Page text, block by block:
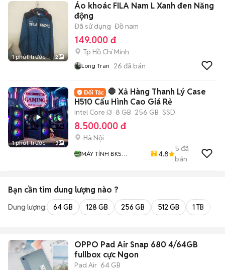
1 phút trước 2
Áo khoác FILA Nam L Xanh đen Năng
động
Đã sử dụng Đồ nam
149.000 đ
Tp Hồ Chí Minh
Long Tran 26 đã bán
1 phút trước 3
🛑 Xả Hàng Thanh Lý Case
H510 Cấu Hình Cao Giá Rẻ
Intel Core i3 8 GB 256 GB SSD
8.500.000 đ
Hà Nội
MÁY TÍNH BK5
4.8
5 đã
bán
Bạn cần tìm dung lượng nào ?
Dung lượng: 64 GB 128 GB 256 GB 512 GB 1 TB
OPPO Pad Air Snap 680 4/64GB
fullbox cực Ngon
Pad Air 64 GB